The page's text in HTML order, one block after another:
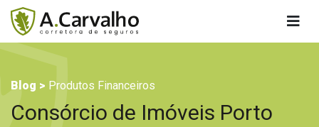
Blog > Produtos Financeiros
Consórcio de Imóveis Porto